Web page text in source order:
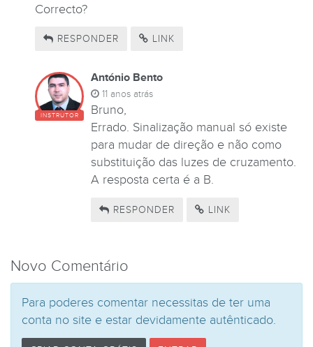
Correcto?
RESPONDER LINK
INSTRUTOR
António Bento
11 anos atrás
Bruno,
Errado. Sinalização manual só existe
para mudar de direção e não como
substituição das luzes de cruzamento.
A resposta certa é a B.
RESPONDER LINK
Novo Comentário
Para poderes comentar necessitas de ter uma
conta no site e estar devidamente autênticado.